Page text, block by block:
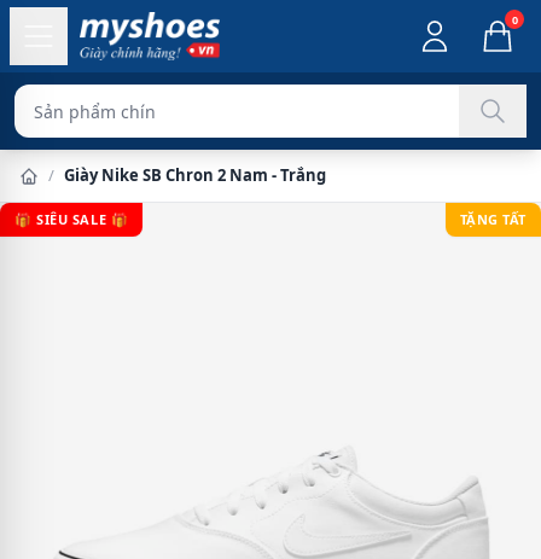
0
Sản phẩm chính hãng
/ Giày Nike SB Chron 2 Nam - Trắng
🎁 SIÊU SALE 🎁 TẶNG TẤT